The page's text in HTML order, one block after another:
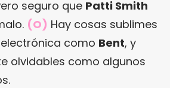
seguro que Patti Smith
(O) Hay cosas sublimes
como Bent, y
olvidables como algunos